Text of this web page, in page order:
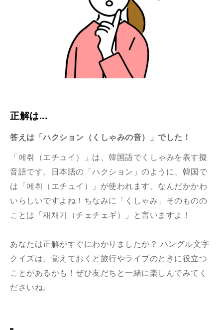
正解は...
答えは「ハクション（くしゃみの音）」でした！
「에취（エチュイ）」は、韓国語でくしゃみを表す擬
音語です。日本語の「ハクション」のように、韓国で
は「에취（エチュイ）」が使われます。なんだかかわ
いらしいですよね！ちなみに「くしゃみ」そのものの
ことは「 재채기（チェチェギ）」と言いますよ！
あなたは正解がすぐにわかりましたか？ ハングル文字
クイズは、覚えておくと旅行やライブのときに役立つ
ことがあるかも！ぜひ友だちと一緒に楽しんでみてく
ださいね。